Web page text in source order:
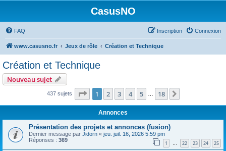
CasusNO
FAQ Connexion
Inscription
www.casusno.fr Jeux de rôle Création et Technique
Création et Technique
Nouveau sujet
437 sujets Page 1sur18
1 2 3 4 5 18
Annonces
Présentation des projets et annonces (fusion)
Dernier message par Jidorn « jeu. juil. 16, 2026 5:59 pm
Réponses : 369 1 … 22 23 24 25